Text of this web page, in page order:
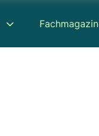
Fachmagazin